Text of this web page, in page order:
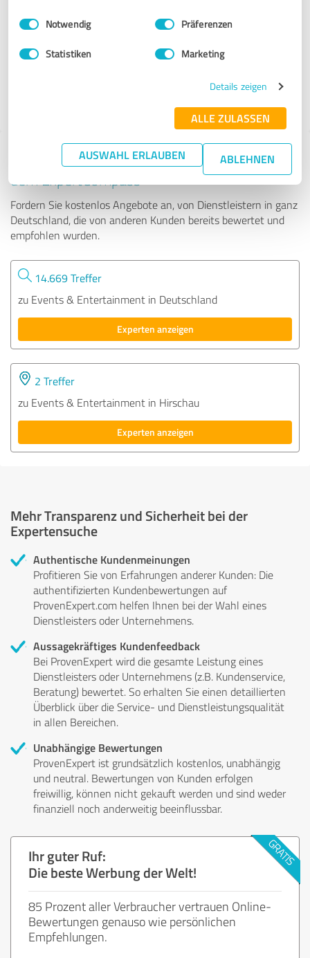
Impressum Datenschutzbestimmungen
Einwilligungsauswahl
Notwendig Präferenzen
Statistiken Marketing
Details zeigen
ALLE ZULASSEN
AUSWAHL ERLAUBEN ABLEHNEN
Online Event Box
Tipp: Die passenden Experten finden - mit
dem ExpertCompass
Fordern Sie kostenlos Angebote an, von Dienstleistern in ganz
Deutschland, die von anderen Kunden bereits bewertet und
empfohlen wurden.
14.669 Treffer
zu Events & Entertainment in Deutschland
Experten anzeigen
2 Treffer
zu Events & Entertainment in Hirschau
Experten anzeigen
Mehr Transparenz und Sicherheit bei der
Expertensuche
Authentische Kundenmeinungen
Profitieren Sie von Erfahrungen anderer Kunden: Die
authentifizierten Kundenbewertungen auf
ProvenExpert.com helfen Ihnen bei der Wahl eines
Dienstleisters oder Unternehmens.
Aussagekräftiges Kundenfeedback
Bei ProvenExpert wird die gesamte Leistung eines
Dienstleisters oder Unternehmens (z.B. Kundenservice,
Beratung) bewertet. So erhalten Sie einen detaillierten
Überblick über die Service- und Dienstleistungsqualität
in allen Bereichen.
Unabhängige Bewertungen
ProvenExpert ist grundsätzlich kostenlos, unabhängig
und neutral. Bewertungen von Kunden erfolgen
freiwillig, können nicht gekauft werden und sind weder
finanziell noch anderweitig beeinflussbar.
Ihr guter Ruf:
Die beste Werbung der Welt!
85 Prozent aller Verbraucher vertrauen Online-
Bewertungen genauso wie persönlichen
Empfehlungen.